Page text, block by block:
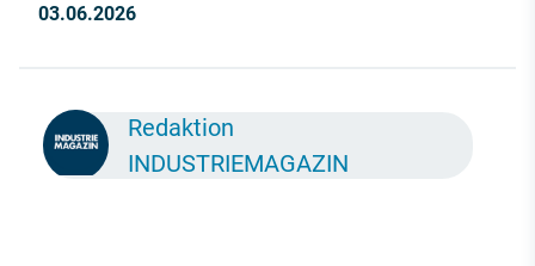
03.06.2026
Redaktion
INDUSTRIEMAGAZIN